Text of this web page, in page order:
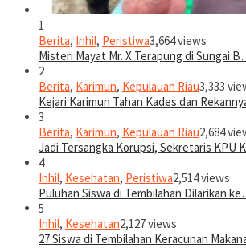
1
Berita, Inhil, Peristiwa3,664 views
Misteri Mayat Mr. X Terapung di Sungai
2
Berita, Karimun, Kepulauan Riau3,333
Kejari Karimun Tahan Kades dan
3
Berita, Karimun, Kepulauan Riau2,684
Jadi Tersangka Korupsi, Sekretaris KPU
4
Inhil, Kesehatan, Peristiwa2,514 views
Puluhan Siswa di Tembilahan Dilarikan
5
Inhil, Kesehatan2,127 views
27 Siswa di Tembilahan Keracunan